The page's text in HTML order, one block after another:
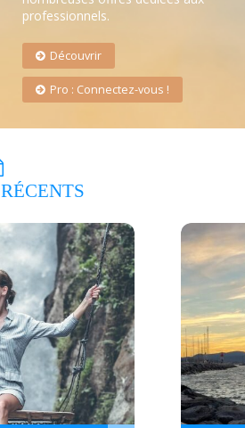
professionnels.
Découvrir
Pro : Connectez-vous !
RÉCENTS